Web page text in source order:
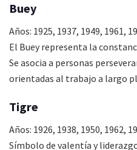
Buey
Años: 1925, 1937, 1949, 1961,
El Buey representa la
Se asocia a personas
orientadas al trabajo a largo
Tigre
Años: 1926, 1938, 1950, 1962,
Símbolo de valentía y